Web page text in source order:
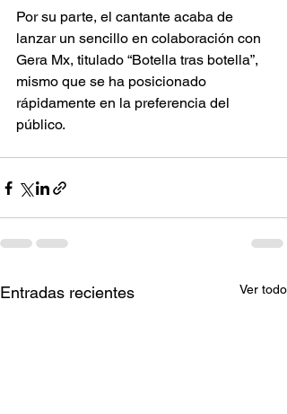
Por su parte, el cantante acaba de
lanzar un sencillo en colaboración con
Gera Mx, titulado “Botella tras botella”,
mismo que se ha posicionado
rápidamente en la preferencia del
público.
Entradas recientes Ver todo